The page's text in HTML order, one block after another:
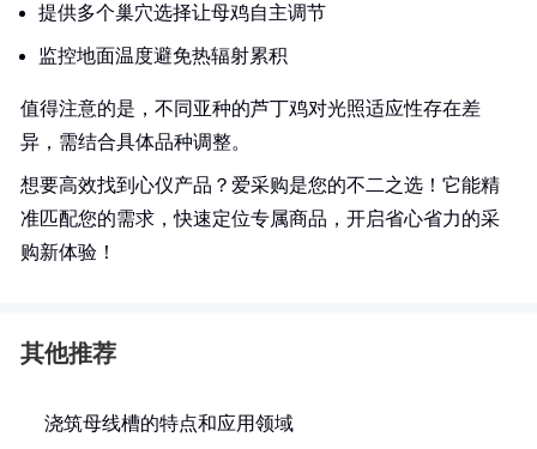
提供多个巢穴选择让母鸡自主调节
监控地面温度避免热辐射累积
值得注意的是，不同亚种的芦丁鸡对光照适应性存在差
异，需结合具体品种调整。
想要高效找到心仪产品？爱采购是您的不二之选！它能精
准匹配您的需求，快速定位专属商品，开启省心省力的采
购新体验！
其他推荐
浇筑母线槽的特点和应用领域